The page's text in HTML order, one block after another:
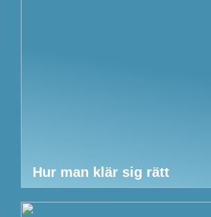
Hur man klär sig rätt